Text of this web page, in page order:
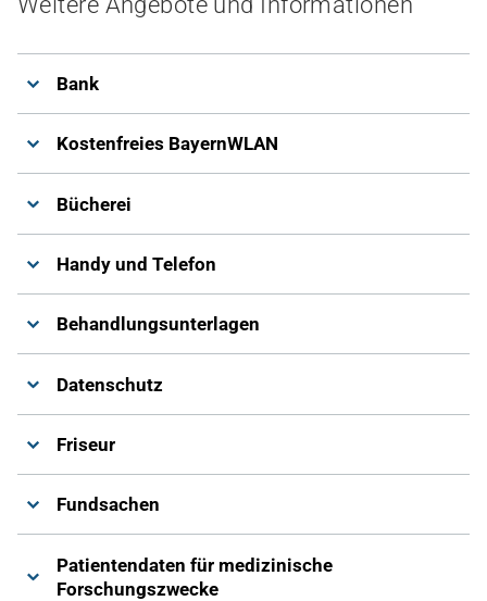
Bank
Kostenfreies BayernWLAN
Bücherei
Handy und Telefon
Behandlungsunterlagen
Datenschutz
Friseur
Fundsachen
Patientendaten für medizinische
Forschungszwecke